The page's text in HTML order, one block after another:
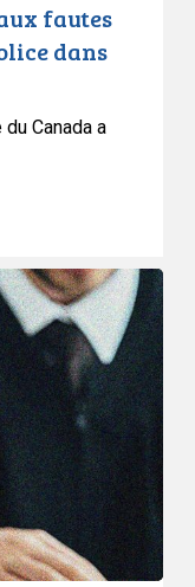
fautes
dans
Canada a